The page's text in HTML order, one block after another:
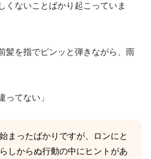
くないことばかり起こっていま
髪を指でピンッと弾きながら、雨
てない」
まったばかりですが、ロンにと
しからぬ行動の中にヒントがあ